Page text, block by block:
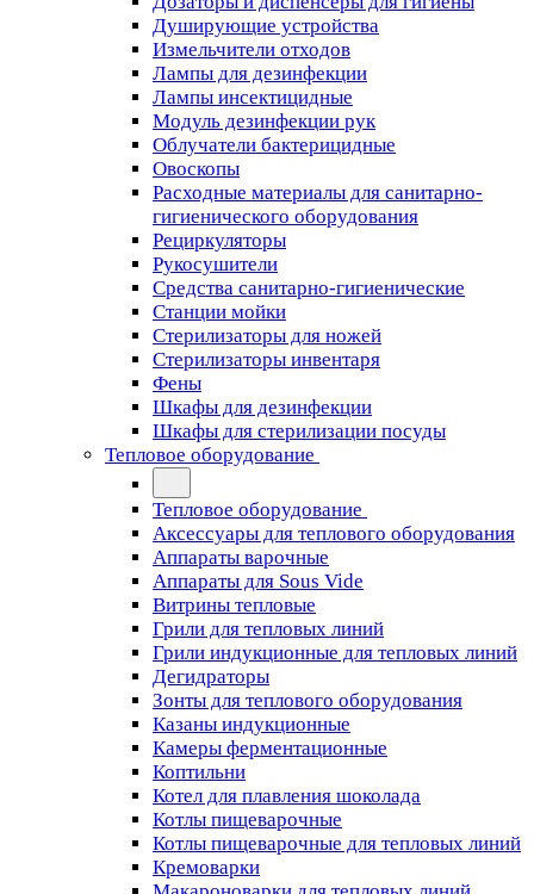
Душирующие устройства
Измельчители отходов
Лампы для дезинфекции
Лампы инсектицидные
Модуль дезинфекции рук
Облучатели бактерицидные
Овоскопы
Расходные материалы для санитарно-
гигиенического оборудования
Рециркуляторы
Рукосушители
Средства санитарно-гигиенические
Станции мойки
Стерилизаторы для ножей
Стерилизаторы инвентаря
Фены
Шкафы для дезинфекции
Шкафы для стерилизации посуды
Тепловое оборудование
Тепловое оборудование
Аксессуары для теплового оборудования
Аппараты варочные
Аппараты для Sous Vide
Витрины тепловые
Грили для тепловых линий
Грили индукционные для тепловых линий
Дегидраторы
Зонты для теплового оборудования
Казаны индукционные
Камеры ферментационные
Коптильни
Котел для плавления шоколада
Котлы пищеварочные
Котлы пищеварочные для тепловых линий
Кремоварки